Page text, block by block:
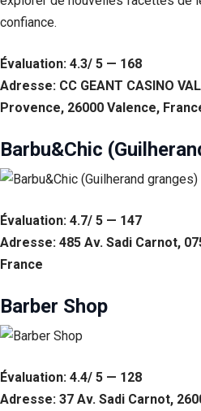
confiance.
Évaluation: 4.3/ 5 — 168
Adresse: CC GEANT CASINO
Provence, 26000 Valence,
Barbu&Chic
Évaluation: 4.7/ 5 — 147
Adresse: 485 Av. Sadi Carnot,
France
Barber Shop
Évaluation: 4.4/ 5 — 128
Adresse: 37 Av. Sadi Carnot,